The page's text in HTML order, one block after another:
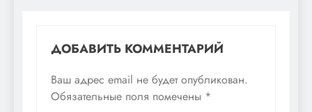
ДОБАВИТЬ КОММЕНТАРИЙ
Ваш адрес email не будет опубликован.
Обязательные поля помечены *